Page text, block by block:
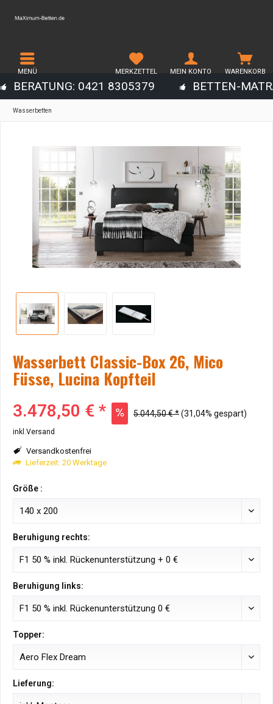
BERATUNG: 0421 8305379 BETTEN-
MENÜ WARENKORB
MERKZETTEL MEIN KONTO
Wasserbetten
Wasserbett Classic-Box 26, Mico
Füsse, Lucina Kopfteil
3.478,50 € * 5.044,50 € *(31,04% gespart)
inkl.Versand
Versandkostenfrei
Lieferzeit: 20 Werktage
Größe :
Beruhigung rechts:
Beruhigung links:
Topper:
Lieferung: